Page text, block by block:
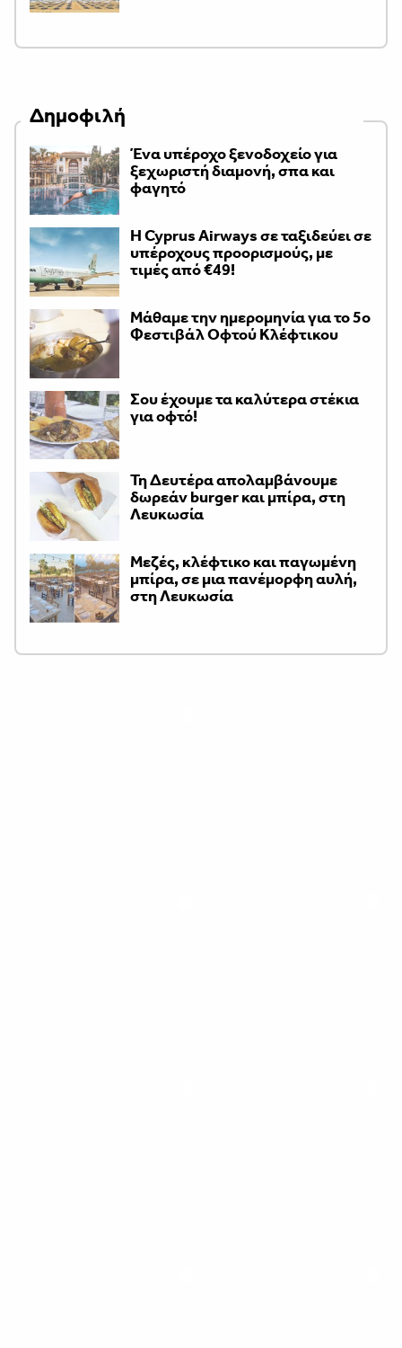
Δημοφιλή
Ένα υπέροχο ξενοδοχείο για
ξεχωριστή διαμονή, σπα και
φαγητό
H Cyprus Airways σε ταξιδεύει σε
υπέροχους προορισμούς, με
τιμές από €49!
Μάθαμε την ημερομηνία για το 5ο
Φεστιβάλ Οφτού Κλέφτικου
Σου έχουμε τα καλύτερα στέκια
για οφτό!
Τη Δευτέρα απολαμβάνουμε
δωρεάν burger και μπίρα, στη
Λευκωσία
Μεζές, κλέφτικο και παγωμένη
μπίρα, σε μια πανέμορφη αυλή,
στη Λευκωσία